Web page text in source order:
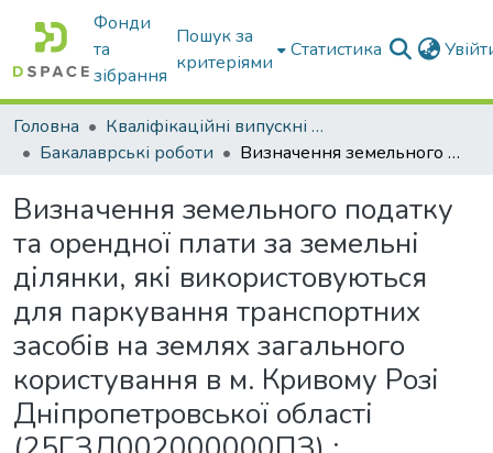
Фонди
та
зібрання
Пошук за
критеріями
Статистика
Головна
Кваліфікаційні випускні роботи бакалаврів і магістрів
Бакалаврські роботи
Визначення земельного податку та орендної плати за земельні ділянки, які використовуються для паркування транспортних засобів на землях загального користування в м. Кривому Розі Дніпропетровської області (25ГЗД002000000ПЗ) : кваліфікаційна робота здобувача ОС «Бакалавр» : спец. 193 Геодезія та землеустрій ОПП «Геодезія та землеустрій»
Визначення земельного податку
та орендної плати за земельні
ділянки, які використовуються
для паркування транспортних
засобів на землях загального
користування в м. Кривому Розі
Дніпропетровської області